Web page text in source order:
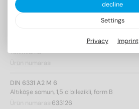
Tanımlama
Ürün numarası
DIN 6331 A2 M 6
Altıköşe somun, 1,5 d bilezikli, form B
Ürün numarası 633126
decline
Settings
Privacy Imprint